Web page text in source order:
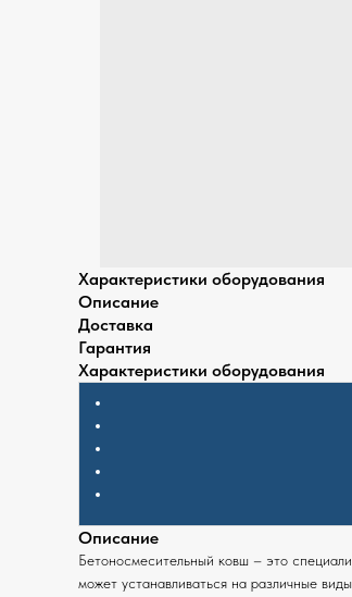
Характеристики оборудования
Описание
Доставка
Гарантия
Характеристики оборудования
Описание
Бетоносмесительный ковш – это
может устанавливаться на различные